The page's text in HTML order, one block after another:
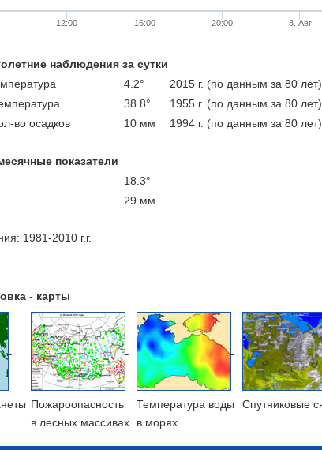
12:00 16:00 20:00 8. Авг
наблюдения за сутки
4.2°
2015 г. (по данным за 80 лет)
38.8°
1955 г. (по данным за 80 лет)
во осадков
10 мм 1994 г. (по данным за 80 лет)
показатели
18.3°
29 мм
1981-2010 г.г.
- карты
Пожароопасность
в лесных массивах
Температура воды
в морях
Cпутниковые